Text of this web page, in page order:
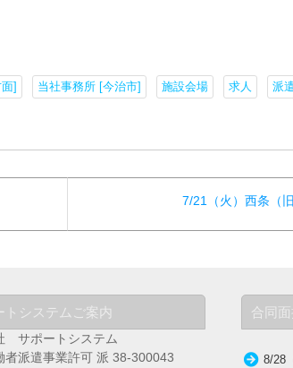
] 当社事務所 [今治市] 施設会場 求人 派
7/21（火）西条（旧
トシステムご案内
サポートシステム
者派遣事業許可 派 38-300043
合同
8/28